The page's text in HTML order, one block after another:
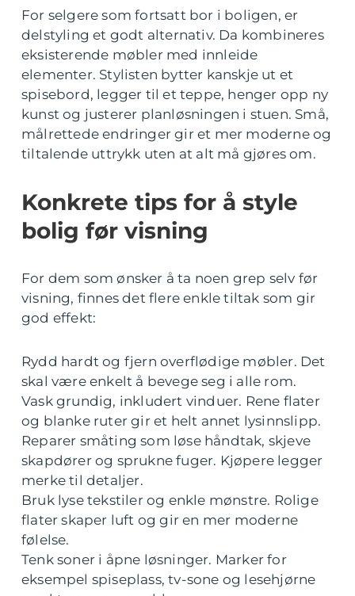
For selgere som fortsatt bor i boligen, er
delstyling et godt alternativ. Da kombineres
eksisterende møbler med innleide
elementer. Stylisten bytter kanskje ut et
spisebord, legger til et teppe, henger opp ny
kunst og justerer planløsningen i stuen. Små,
målrettede endringer gir et mer moderne og
tiltalende uttrykk uten at alt må gjøres om.
Konkrete tips for å style
bolig før visning
For dem som ønsker å ta noen grep selv før
visning, finnes det flere enkle tiltak som gir
god effekt:
Rydd hardt og fjern overflødige møbler. Det
skal være enkelt å bevege seg i alle rom.
Vask grundig, inkludert vinduer. Rene flater
og blanke ruter gir et helt annet lysinnslipp.
Reparer småting som løse håndtak, skjeve
skapdører og sprukne fuger. Kjøpere legger
merke til detaljer.
Bruk lyse tekstiler og enkle mønstre. Rolige
flater skaper luft og gir en mer moderne
følelse.
Tenk soner i åpne løsninger. Marker for
eksempel spiseplass, tv-sone og lesehjørne